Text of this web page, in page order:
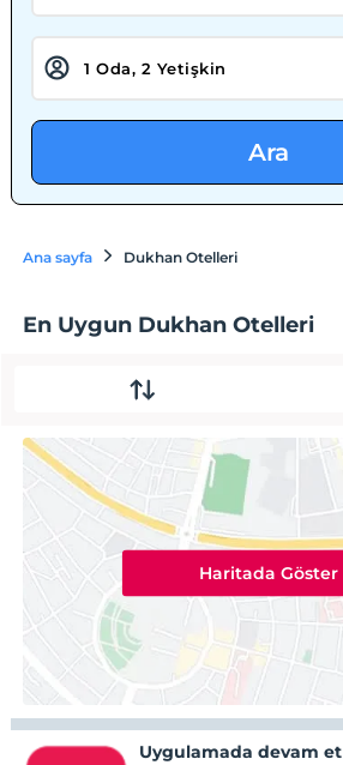
Ara
Ana sayfa Dukhan Otelleri
En Uygun Dukhan Otelleri
Haritada Göster
Uygulamada devam et